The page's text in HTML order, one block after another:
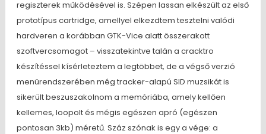
regiszterek működésével is. Szépen lassan elkészült az első
prototípus cartridge, amellyel elkezdtem tesztelni valódi
hardveren a korábban GTK-Vice alatt összerakott
szoftvercsomagot – visszatekintve talán a cracktro
készítéssel kísérleteztem a legtöbbet, de a végső verzió
menürendszerében még tracker-alapú SID muzsikát is
sikerült beszuszakolnom a memóriába, amely kellően
kellemes, loopolt és mégis egészen apró (egészen
pontosan 3kb) méretű. Száz szónak is egy a vége: a